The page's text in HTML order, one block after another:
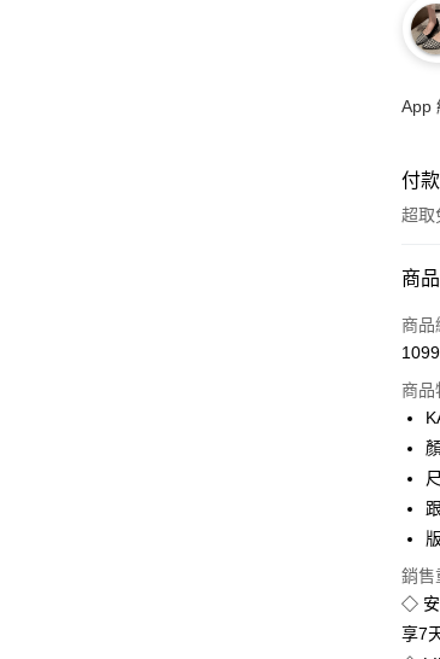
App
付
超取
付
信用
街
悠
全盈
商
商品
商品
銷售
◇ 安
享7